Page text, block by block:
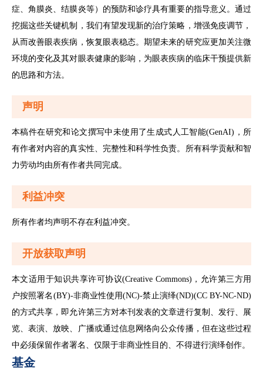
症、角膜炎、结膜炎等）的预防和诊疗具有重要的指导意义。通过
挖掘这些关键机制，我们有望发现新的治疗策略，增强免疫调节，
从而改善眼表疾病，恢复眼表稳态。期望未来的研究应更加关注微
环境的变化及其对眼表健康的影响，为眼表疾病的临床干预提供新
的思路和方法。
声明
本稿件在研究和论文撰写中未使用了生成式人工智能(GenAI)，所
有作者对内容的真实性、完整性和科学性负责。所有科学贡献和智
力劳动均由所有作者共同完成。
利益冲突
所有作者均声明不存在利益冲突。
开放获取声明
本文适用于知识共享许可协议(Creative Commons)，允许第三方用
户按照署名(BY)-非商业性使用(NC)-禁止演绎(ND)(CC BY-NC-ND)
的方式共享，即允许第三方对本刊发表的文章进行复制、发行、展
览、表演、放映、广播或通过信息网络向公众传播，但在这些过程
中必须保留作者署名、仅限于非商业性目的、不得进行演绎创作。
基金